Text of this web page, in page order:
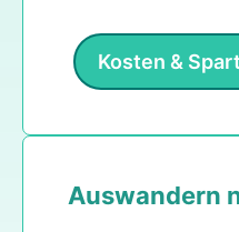
Kosten &
Auswandern